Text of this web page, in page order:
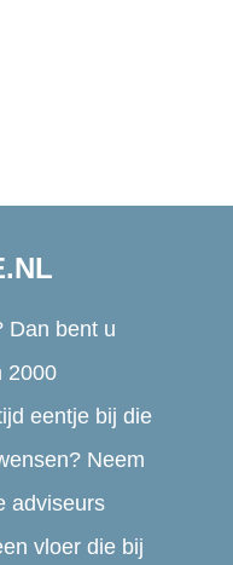
Dan bent u
2000
eentje bij die
Neem
adviseurs
vloer die bij